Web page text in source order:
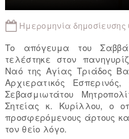
Ημερομηνία δημοσίευσης
Το απόγευμα του
τελέστηκε στον
Ναό της Αγίας Τριάδος
Αρχιερατικός Εσπερινός,
Σεβασμιωτάτου
Σητείας κ. Κυρίλλου, ο
προσφερόμενους άρτους
τον θείο λόγο.